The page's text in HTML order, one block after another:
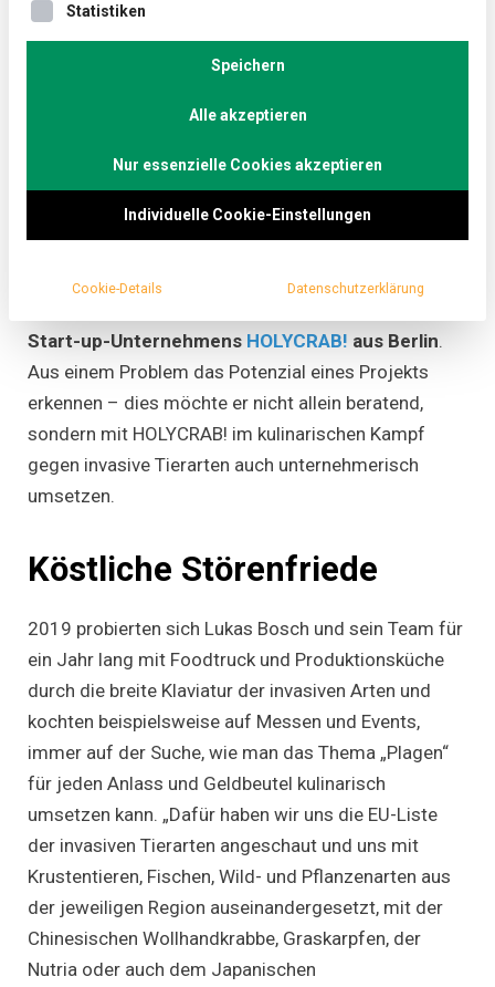
Invasive
Immer wieder liest man von eingeschleppten
Tier- und Pflanzenarten, welche die hiesige Flora
und Fauna bedrohen, Neozoen, ein
wunderschönes Palindrom.
einigen Expertinnen und Experten unterhalten,
„Naturschutz schmeckt!“, lautet die Devise von
Start-up-Unternehmens HOLYCRAB! aus Berlin.
Aus einem Problem das Potenzial eines Projekts
erkennen – dies möchte er nicht allein beratend,
sondern mit HOLYCRAB! im kulinarischen Kampf
gegen invasive Tierarten auch unternehmerisch
umsetzen.
Köstliche Störenfriede
2019 probierten sich Lukas Bosch und sein Team für
ein Jahr lang mit Foodtruck und Produktionsküche
durch die breite Klaviatur der invasiven Arten und
kochten beispielsweise auf Messen und Events,
immer auf der Suche, wie man das Thema „Plagen“
für jeden Anlass und Geldbeutel kulinarisch
umsetzen kann. „Dafür haben wir uns die EU-Liste
der invasiven Tierarten angeschaut und uns mit
Krustentieren, Fischen, Wild- und Pflanzenarten aus
der jeweiligen Region auseinandergesetzt, mit der
Chinesischen Wollhandkrabbe, Graskarpfen, der
Nutria oder auch dem Japanischen
Statistiken
Speichern
Alle akzeptieren
Nur essenzielle Cookies akzeptieren
Individuelle Cookie-Einstellungen
Cookie-Details Datenschutzerklärung